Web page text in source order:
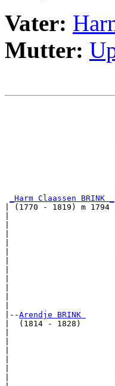
Vater:
Mutter:
_Harm Claassen BRINK _
| (1770 - 1819) m 1794 |
|
|
|
|--Arendje BRINK
|  (1814 - 1828)
|
|                      |